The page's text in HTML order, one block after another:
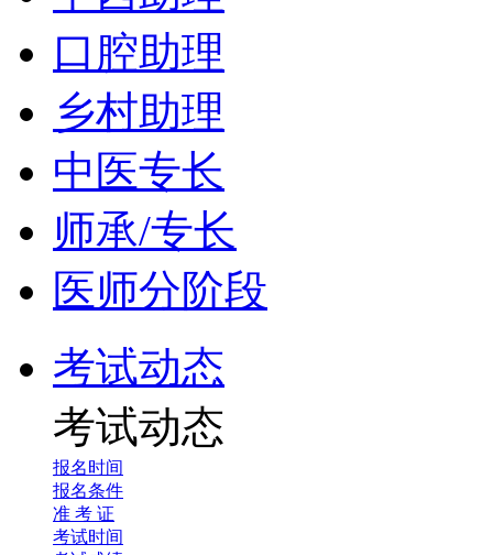
口腔助理
乡村助理
中医专长
师承/专长
医师分阶段
考试动态
考试动态
报名时间
报名条件
准 考 证
考试时间